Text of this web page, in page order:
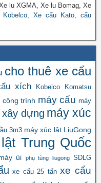
lu XGMA, Xe lu Bomag, Xe
Xe cẩu Kato
cẩu
cho thuê xe cẩu
xích Kobelco Komatsu
công trình máy cẩu máy
xây dựng máy xúc
3m3 máy xúc lật LiuGong
Trung Quốc
ủi phụ tùng liugong SDLG
xe cẩu 25 tấn xe cẩu